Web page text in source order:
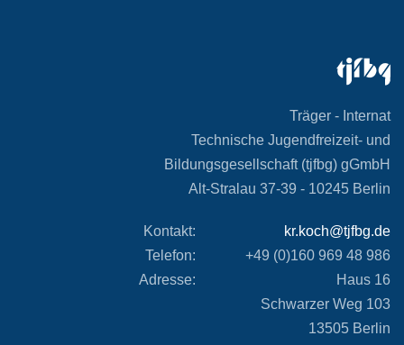
Träger - Internat
Technische Jugendfreizeit- und
Bildungsgesellschaft (tjfbg) gGmbH
Alt-Stralau 37-39 - 10245 Berlin
Kontakt:
kr.koch@tjfbg.de
Telefon:
+49 (0)160 969 48 986
Adresse:
Haus 16
Schwarzer Weg 103
13505 Berlin